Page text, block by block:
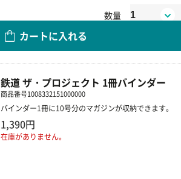
数量
カートに入れる
鉄道 ザ・プロジェクト 1冊バインダー
商品番号1008332151000000
バインダー1冊に10号分のマガジンが収納できます。
1,390円
在庫がありません。